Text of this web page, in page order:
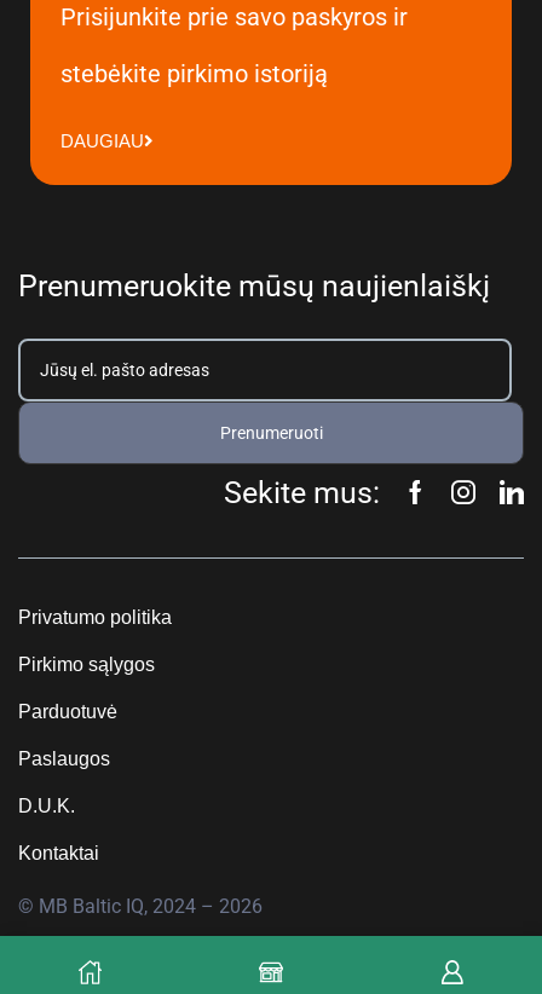
Prisijunkite prie savo paskyros ir
stebėkite pirkimo istoriją
DAUGIAU
Prenumeruokite mūsų naujienlaiškį
Prenumeruoti
Sekite mus:
Privatumo politika
Pirkimo sąlygos
Parduotuvė
Paslaugos
D.U.K.
Kontaktai
© MB Baltic IQ, 2024 – 2026